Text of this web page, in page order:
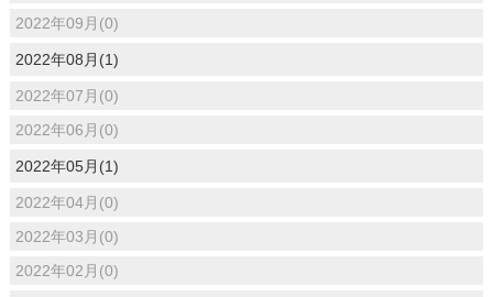
2022年09月(0)
2022年08月(1)
2022年07月(0)
2022年06月(0)
2022年05月(1)
2022年04月(0)
2022年03月(0)
2022年02月(0)